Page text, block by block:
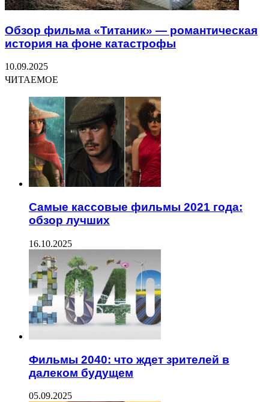
Обзор фильма «Титаник» — романтическая
история на фоне катастрофы
10.09.2025
ЧИТАЕМОЕ
Самые кассовые фильмы 2021 года:
обзор лучших
16.10.2025
Фильмы 2040: что ждет зрителей в
далеком будущем
05.09.2025